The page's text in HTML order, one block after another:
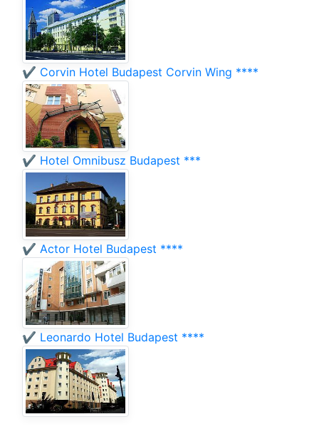
✔️ Corvin Hotel Budapest Corvin Wing ****
✔️ Hotel Omnibusz Budapest ***
✔️ Actor Hotel Budapest ****
✔️ Leonardo Hotel Budapest ****